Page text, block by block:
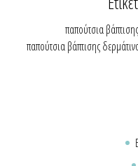
παπούτσια
παπούτσια βάπτισης